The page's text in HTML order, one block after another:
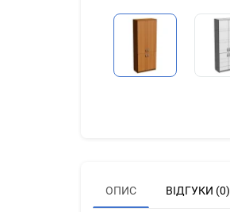
ОПИС ВІДГУКИ (0)